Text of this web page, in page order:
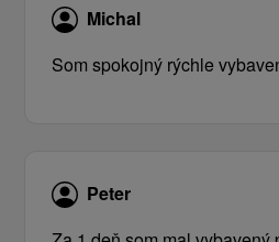
Michal
Som spokojný rýchle
Peter